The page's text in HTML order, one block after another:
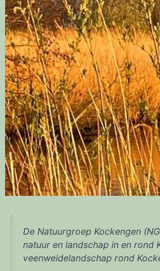
De Natuurgroep Kockengen
natuur en landschap in en rond
veenweidelandschap rond